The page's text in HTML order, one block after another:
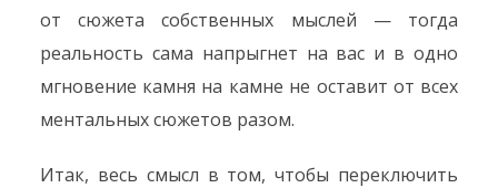
от сюжета собственных мыслей — тогда
реальность сама напрыгнет на вас и в одно
мгновение камня на камне не оставит от всех
ментальных сюжетов разом.
Итак, весь смысл в том, чтобы переключить